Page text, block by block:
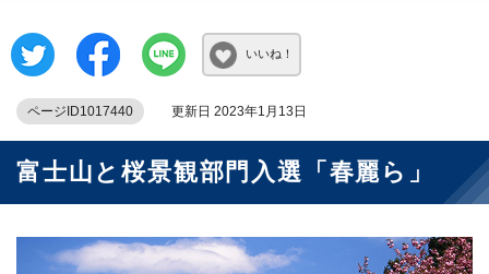
いいね！
ページID1017440 更新日 2023年1月13日
富士山と桜景観部門入選「春麗ら」